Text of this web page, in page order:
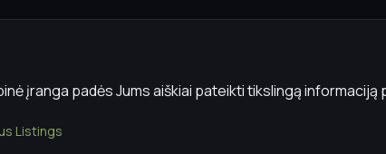
įranga padės Jums aiškiai pateikti tikslingą informaciją
Listings